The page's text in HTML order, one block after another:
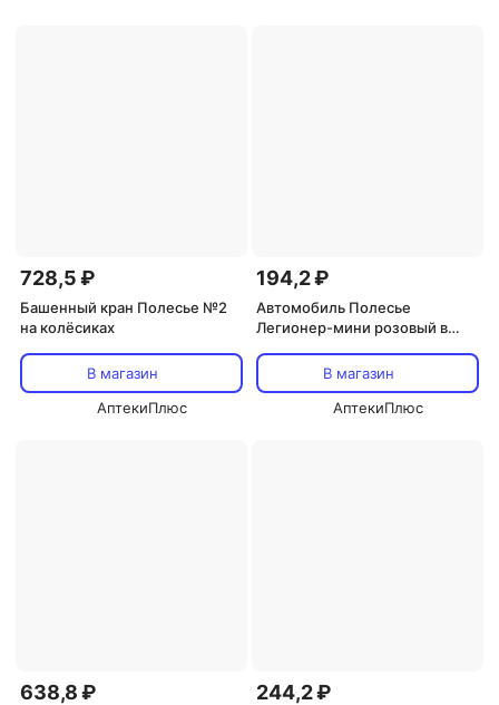
728,5 ₽
Башенный кран Полесье №2
на колёсиках
В магазин
АптекиПлюс
194,2 ₽
Автомобиль Полесье
Легионер-мини розовый в
В магазин
АптекиПлюс
638,8 ₽ 244,2 ₽